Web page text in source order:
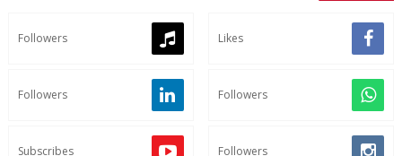
Likes
Followers
Followers
Followers
Followers
Subscribes